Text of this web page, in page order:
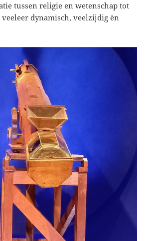
tussen religie en wetenschap tot
veeleer dynamisch, veelzijdig èn